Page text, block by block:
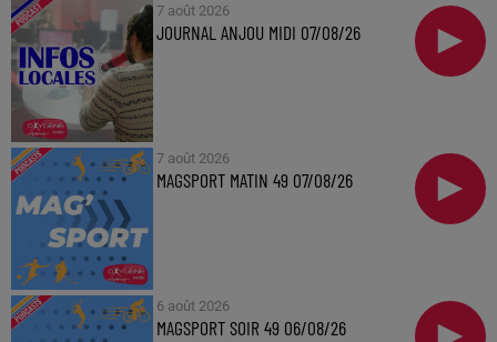
7 août 2026
JOURNAL ANJOU MIDI 07/08/26
7 août 2026
MAGSPORT MATIN 49 07/08/26
6 août 2026
MAGSPORT SOIR 49 06/08/26